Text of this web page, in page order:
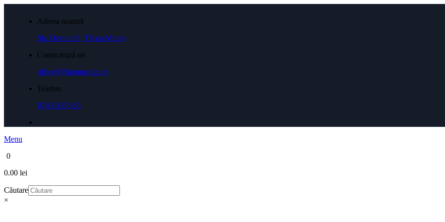
Adresa noastră
Str. Deva nr.8, Târgu-Mureș
Contactează-ne
office[@]pompeulei.ro
Telefon
0743 035 955
Menu
0
0.00 lei
Căutare
×